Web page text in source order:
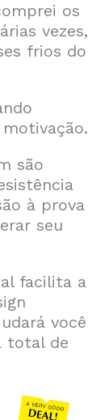
os
vezes,
frios do
são
à prova
seu
facilita a
você
total de